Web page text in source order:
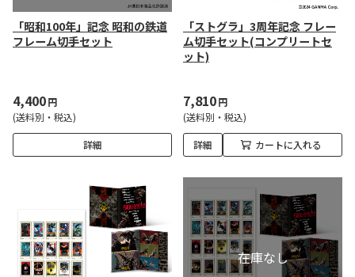
「昭和100年」記念 昭和の鉄道
フレーム切手セット
4,400円
(送料別・税込)
詳細
「ストグラ」3周年記念 フレー
ム切手セット(コンプリートセ
ット)
7,810円
(送料別・税込)
詳細 カートに入れる